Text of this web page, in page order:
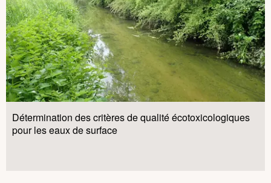
Détermination des critères de qualité écotoxicologiques
pour les eaux de surface